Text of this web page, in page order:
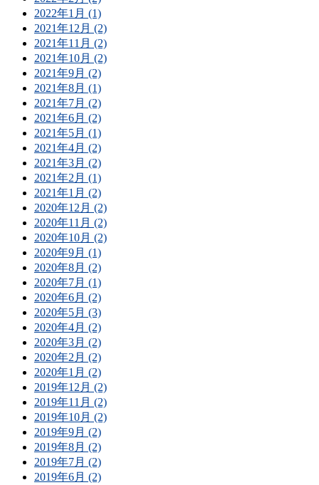
2022年1月 (1)
2021年12月 (2)
2021年11月 (2)
2021年10月 (2)
2021年9月 (2)
2021年8月 (1)
2021年7月 (2)
2021年6月 (2)
2021年5月 (1)
2021年4月 (2)
2021年3月 (2)
2021年2月 (1)
2021年1月 (2)
2020年12月 (2)
2020年11月 (2)
2020年10月 (2)
2020年9月 (1)
2020年8月 (2)
2020年7月 (1)
2020年6月 (2)
2020年5月 (3)
2020年4月 (2)
2020年3月 (2)
2020年2月 (2)
2020年1月 (2)
2019年12月 (2)
2019年11月 (2)
2019年10月 (2)
2019年9月 (2)
2019年8月 (2)
2019年7月 (2)
2019年6月 (2)